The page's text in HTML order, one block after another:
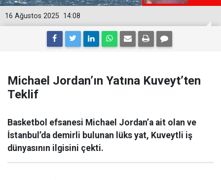
14:08
16 Ağustos 2025
Michael Jordan’ın Yatına Kuveyt’ten
Teklif
Basketbol efsanesi Michael Jordan’a ait olan ve
İstanbul’da demirli bulunan lüks yat, Kuveytli iş
dünyasının ilgisini çekti.